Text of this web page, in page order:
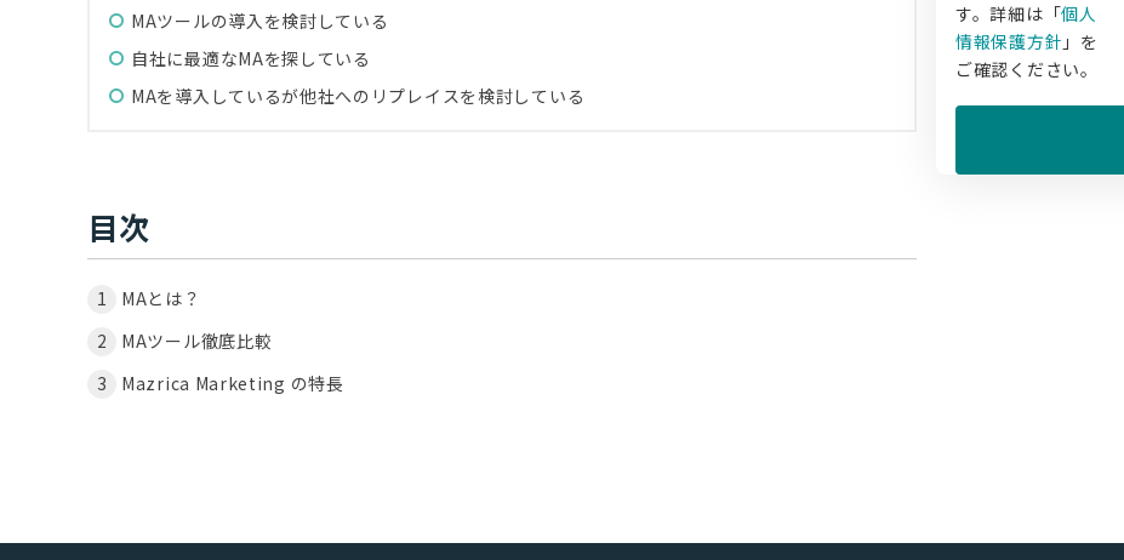
MAツールの導入を検討している
自社に最適なMAを探している
MAを導入しているが他社へのリプレイスを検討している
目次
MAとは？
MAツール徹底比較
Mazrica Marketing の特長
す。詳細は「個人
情報保護方針 」を
ご確認ください。